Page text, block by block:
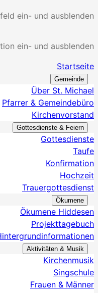
ein- und ausblenden
ein- und ausblenden
Startseite
Gemeinde
Über St. Michael
Pfarrer & Gemeindebüro
Kirchenvorstand
Gottesdienste & Feiern
Gottesdienste
Taufe
Konfirmation
Hochzeit
Trauergottesdienst
Ökumene
Ökumene Hiddesen
Projekttagebuch
Aktivitäten & Musik
Kirchenmusik
Singschule
Frauen & Männer